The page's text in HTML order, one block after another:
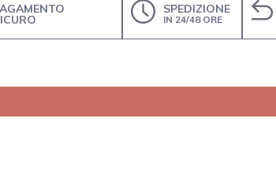
SPEDIZIONE
IN 24/48 ORE